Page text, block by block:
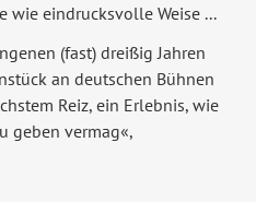
wie eindrucksvolle Weise ...
(fast) dreißig Jahren
an deutschen Bühnen
Reiz, ein Erlebnis, wie
geben vermag«,